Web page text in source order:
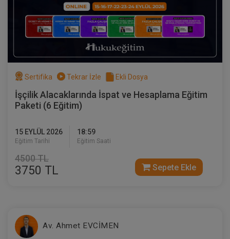
Çocuk Hukuku - IV. Medeni Hukuk
Kongresi - V. Oturum
360 TL
Sertifika Tekrar İzle Ekli Dosya
İşçilik Alacaklarında İspat ve Hesaplama Eğitim
Paketi (6 Eğitim)
15 EYLÜL 2026
Eğitim Tarihi
18:59
Eğitim Saati
4500 TL
3750 TL Sepete Ekle
Av. Ahmet EVCİMEN